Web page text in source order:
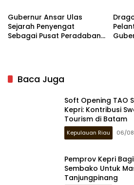
Gubernur Ansar Ulas
Sejarah Penyengat
Sebagai Pusat Peradaban
Baca Juga
Soft Opening TAO
Kepri: Kontribusi
Tourism di Batam
Kepulauan Riau 06/
Pemprov Kepri
Sembako Untuk
Tanjungpinang